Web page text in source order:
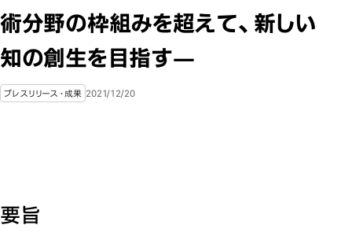
術分野の枠組みを超えて、新しい
知の創生を目指す—
プレスリリース・成果 2021/12/20
要旨